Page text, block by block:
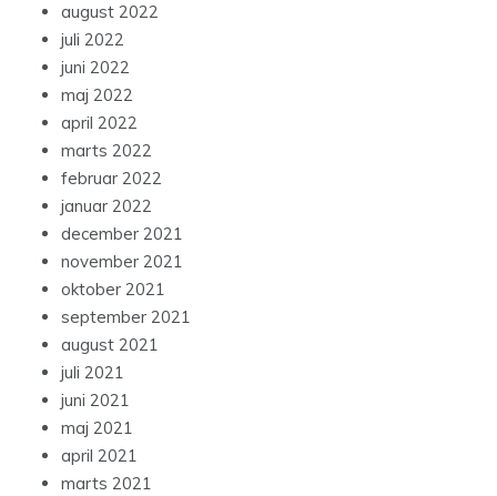
august 2022
juli 2022
juni 2022
maj 2022
april 2022
marts 2022
februar 2022
januar 2022
december 2021
november 2021
oktober 2021
september 2021
august 2021
juli 2021
juni 2021
maj 2021
april 2021
marts 2021